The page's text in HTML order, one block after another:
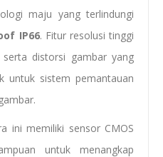
maju yang terlindungi
IP66. Fitur resolusi tinggi
distorsi gambar yang
untuk sistem pemantauan
ini memiliki sensor CMOS
untuk menangkap